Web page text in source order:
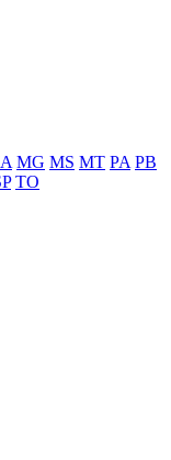
MG MS MT PA PB
TO